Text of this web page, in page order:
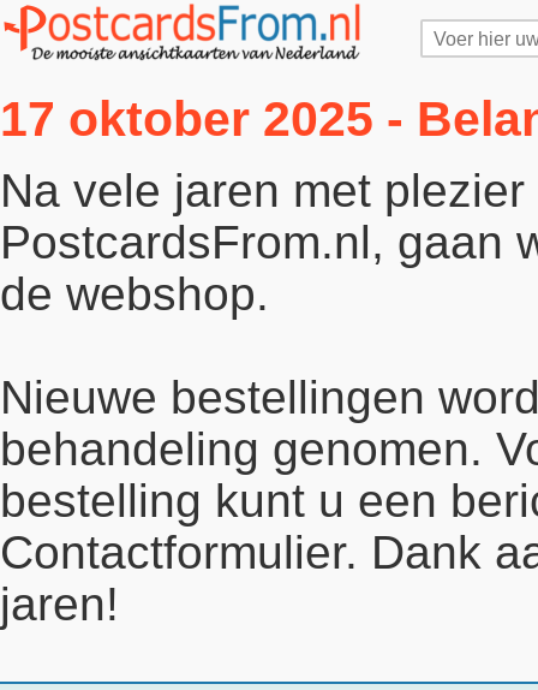
17 oktober 2025 -
Na vele jaren met
PostcardsFrom.nl, gaan
de webshop.
Nieuwe bestellingen
behandeling genomen.
bestelling kunt u een
Contactformulier. Dank
jaren!